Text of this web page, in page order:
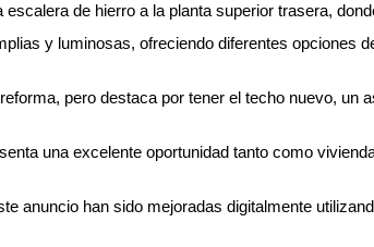
escalera de hierro a la planta superior trasera,
y luminosas, ofreciendo diferentes opciones
pero destaca por tener el techo nuevo, un
una excelente oportunidad tanto como
anuncio han sido mejoradas digitalmente